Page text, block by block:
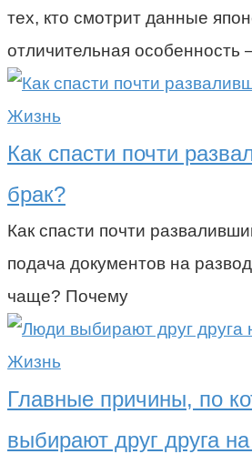
тех, кто смотрит данные
отличительная особенность
Жизнь
Как спасти почти
брак?
Как спасти почти
подача документов на
чаще? Почему
Жизнь
Главные причины, по
выбирают друг друга